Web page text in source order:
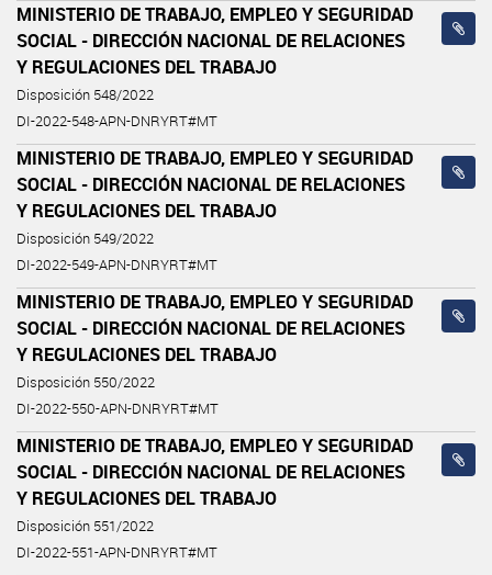
MINISTERIO DE TRABAJO, EMPLEO Y SEGURIDAD
SOCIAL - DIRECCIÓN NACIONAL DE RELACIONES
Y REGULACIONES DEL TRABAJO
Disposición 548/2022
DI-2022-548-APN-DNRYRT#MT
MINISTERIO DE TRABAJO, EMPLEO Y SEGURIDAD
SOCIAL - DIRECCIÓN NACIONAL DE RELACIONES
Y REGULACIONES DEL TRABAJO
Disposición 549/2022
DI-2022-549-APN-DNRYRT#MT
MINISTERIO DE TRABAJO, EMPLEO Y SEGURIDAD
SOCIAL - DIRECCIÓN NACIONAL DE RELACIONES
Y REGULACIONES DEL TRABAJO
Disposición 550/2022
DI-2022-550-APN-DNRYRT#MT
MINISTERIO DE TRABAJO, EMPLEO Y SEGURIDAD
SOCIAL - DIRECCIÓN NACIONAL DE RELACIONES
Y REGULACIONES DEL TRABAJO
Disposición 551/2022
DI-2022-551-APN-DNRYRT#MT